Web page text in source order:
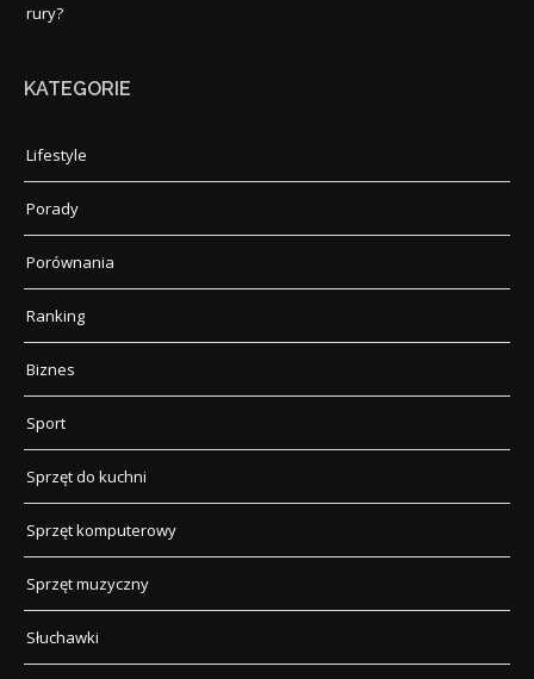
rury?
KATEGORIE
Lifestyle
Porady
Porównania
Ranking
Biznes
Sport
Sprzęt do kuchni
Sprzęt komputerowy
Sprzęt muzyczny
Słuchawki